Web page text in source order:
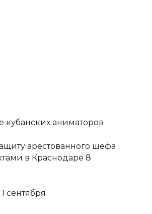
кубанских аниматоров
арестованного шефа
в Краснодаре 8
сентября